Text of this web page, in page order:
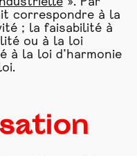
». Par
correspondre à la
; la faisabilité à
ou à la loi
à la loi d’harmonie